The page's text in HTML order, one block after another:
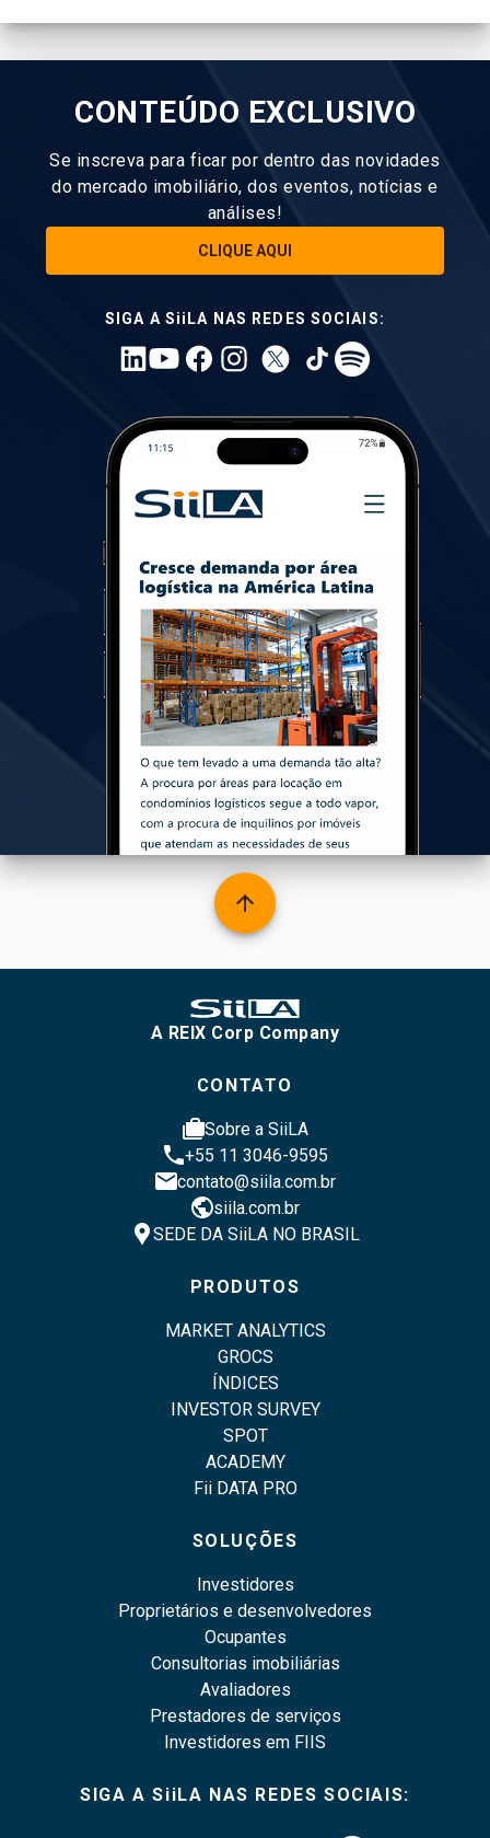
CONTEÚDO EXCLUSIVO
Se inscreva para ficar por dentro das novidades
do mercado imobiliário, dos eventos, notícias e
análises!
CLIQUE AQUI
SIGA A SiiLA NAS REDES SOCIAIS:
arrow_upward
A REIX Corp Company
CONTATO
casesSobre a SiiLA
phone+55 11 3046-9595
emailcontato@siila.com.br
publicsiila.com.br
location_pinSEDE DA SiiLA NO BRASIL
PRODUTOS
MARKET ANALYTICS
GROCS
ÍNDICES
INVESTOR SURVEY
SPOT
ACADEMY
Fii DATA PRO
SOLUÇÕES
Investidores
Proprietários e desenvolvedores
Ocupantes
Consultorias imobiliárias
Avaliadores
Prestadores de serviços
Investidores em FIIS
SIGA A SiiLA NAS REDES SOCIAIS: